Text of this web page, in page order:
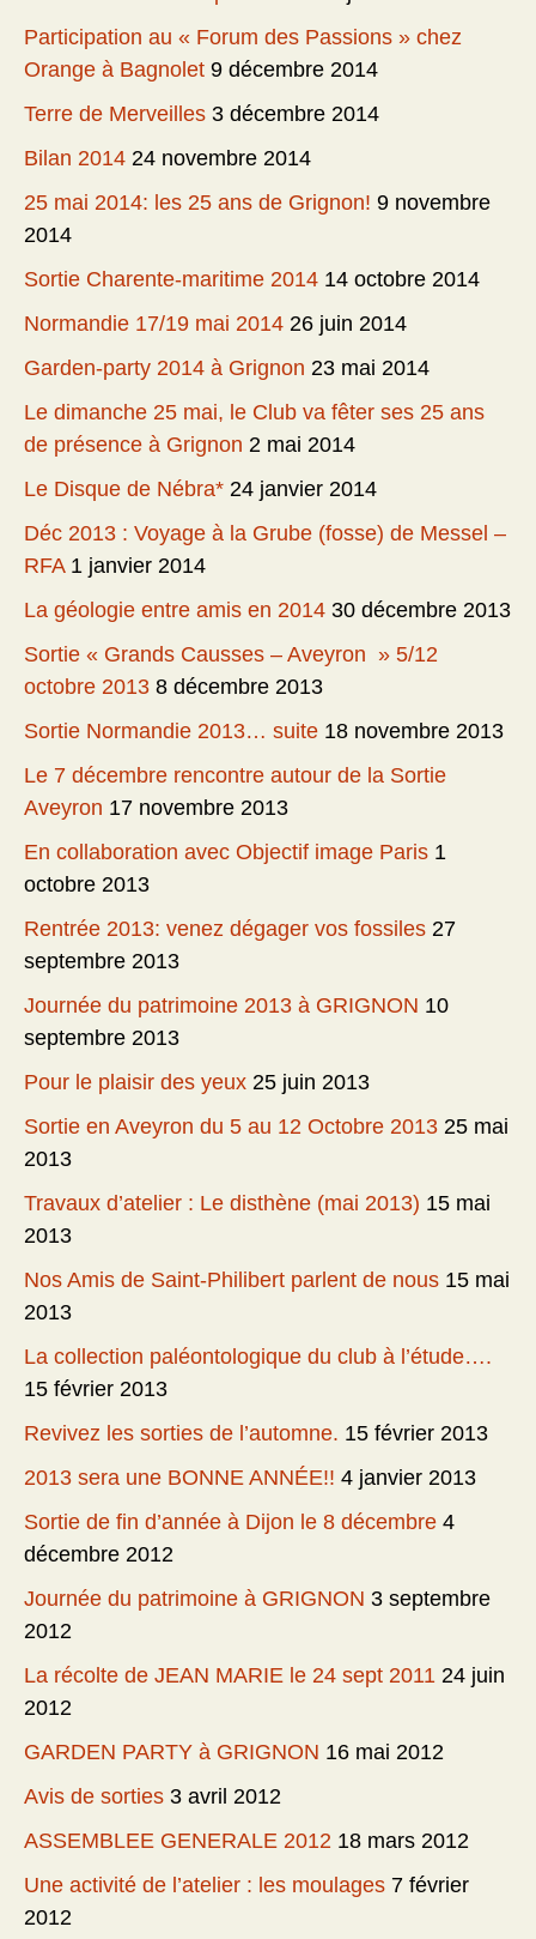
Participation au « Forum des Passions » chez
Orange à Bagnolet 9 décembre 2014
Terre de Merveilles 3 décembre 2014
Bilan 2014 24 novembre 2014
25 mai 2014: les 25 ans de Grignon! 9 novembre
2014
Sortie Charente-maritime 2014 14 octobre 2014
Normandie 17/19 mai 2014 26 juin 2014
Garden-party 2014 à Grignon 23 mai 2014
Le dimanche 25 mai, le Club va fêter ses 25 ans
de présence à Grignon 2 mai 2014
Le Disque de Nébra* 24 janvier 2014
Déc 2013 : Voyage à la Grube (fosse) de Messel –
RFA 1 janvier 2014
La géologie entre amis en 2014 30 décembre 2013
Sortie « Grands Causses – Aveyron » 5/12
octobre 2013 8 décembre 2013
Sortie Normandie 2013… suite 18 novembre 2013
Le 7 décembre rencontre autour de la Sortie
Aveyron 17 novembre 2013
En collaboration avec Objectif image Paris 1
octobre 2013
Rentrée 2013: venez dégager vos fossiles 27
septembre 2013
Journée du patrimoine 2013 à GRIGNON 10
septembre 2013
Pour le plaisir des yeux 25 juin 2013
Sortie en Aveyron du 5 au 12 Octobre 2013 25 mai
2013
Travaux d’atelier : Le disthène (mai 2013) 15 mai
2013
Nos Amis de Saint-Philibert parlent de nous 15 mai
2013
La collection paléontologique du club à l’étude….
15 février 2013
Revivez les sorties de l’automne. 15 février 2013
2013 sera une BONNE ANNÉE!! 4 janvier 2013
Sortie de fin d’année à Dijon le 8 décembre 4
décembre 2012
Journée du patrimoine à GRIGNON 3 septembre
2012
La récolte de JEAN MARIE le 24 sept 2011 24 juin
2012
GARDEN PARTY à GRIGNON 16 mai 2012
Avis de sorties 3 avril 2012
ASSEMBLEE GENERALE 2012 18 mars 2012
Une activité de l’atelier : les moulages 7 février
2012